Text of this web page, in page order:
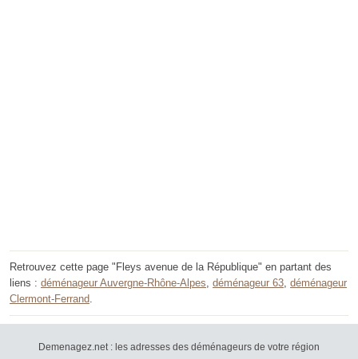
Retrouvez cette page "Fleys avenue de la République" en partant des
liens : déménageur Auvergne-Rhône-Alpes, déménageur 63, déménageur
Clermont-Ferrand.
Demenagez.net : les adresses des déménageurs de votre région